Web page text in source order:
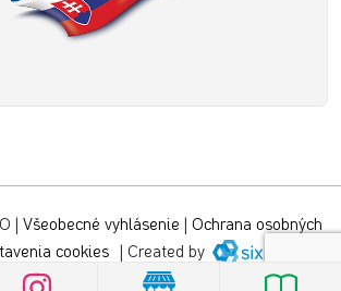
Všeobecné vyhlásenie
Ochrana osobných
cookies Created by